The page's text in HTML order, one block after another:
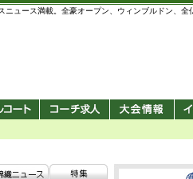
ュース満載。全豪オープン、ウィンブルドン、全